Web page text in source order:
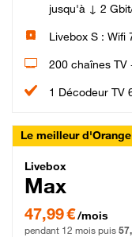
jusqu'à ↓ 2
Livebox S : Wifi
200 chaînes TV
1 Décodeur TV
Le meilleur d'Orange
Livebox
Livebox
Max
47,99 € par mois
47,99 €/mois
pendant 12 mois puis